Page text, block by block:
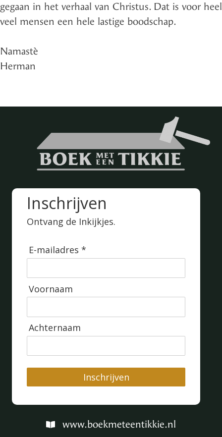
gegaan in het verhaal van Christus. Dat is voor heel
veel mensen een hele lastige boodschap.
Namastè
Herman
Inschrijven
Ontvang de Inkijkjes.
E-mailadres *
Voornaam
Achternaam
Inschrijven
www.boekmeteentikkie.nl